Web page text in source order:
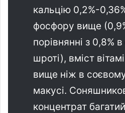
кальцію 0,2%-
фосфору вище
порівнянні з 0,8%
шроті), вміст
вище ніж в
макусі.
концентрат